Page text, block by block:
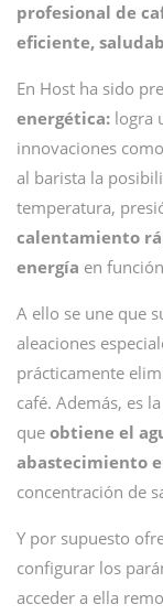
profesional de
eficiente,
En Host ha sido
energética: logra
innovaciones
al barista la
temperatura,
calentamiento
energía en
A ello se une que
aleaciones
prácticamente
café. Además, es
que obtiene el
abastecimiento
concentración de
Y por supuesto
configurar los
acceder a ella